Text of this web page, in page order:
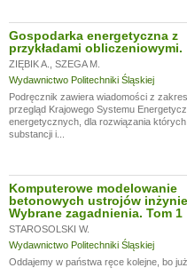
Gospodarka energetyczna z
przykładami obliczeniowymi.
ZIĘBIK A.
SZEGA M.
Wydawnictwo Politechniki Śląskiej
Podręcznik zawiera wiadomości z
przegląd Krajowego Systemu
energetycznych, dla rozwiązania
substancji i...
Komputerowe modelowanie
betonowych ustrojów
Wybrane zagadnienia. Tom 1
STAROSOLSKI W.
Wydawnictwo Politechniki Śląskiej
Oddajemy w państwa ręce kolejne, bo